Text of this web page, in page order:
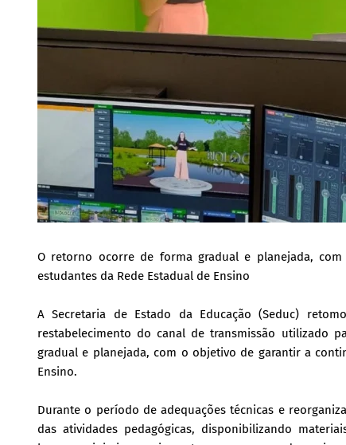
O retorno ocorre de forma gradual e planejada,
estudantes da Rede Estadual de Ensino
A Secretaria de Estado da Educação (Seduc)
restabelecimento do canal de transmissão utilizado
gradual e planejada, com o objetivo de garantir a
Ensino.
Durante o período de adequações técnicas e
das atividades pedagógicas, disponibilizando